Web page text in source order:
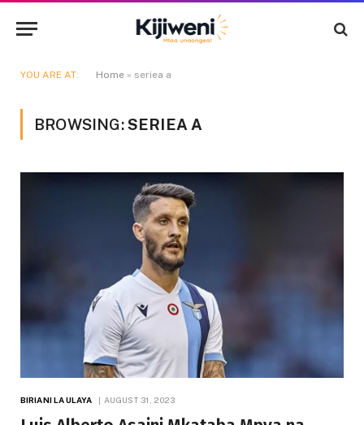
YOU ARE AT: Home » seriea a
BROWSING:SERIEA A
BIRIANI LA ULAYA AUGUST 31, 2023